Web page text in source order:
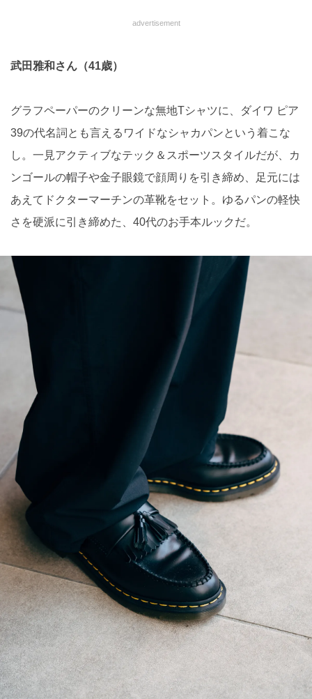
advertisement
武田雅和さん（41歳）
グラフペーパーのクリーンな無地Tシャツに、ダイワ ピア
39の代名詞とも言えるワイドなシャカパンという着こな
し。一見アクティブなテック＆スポーツスタイルだが、カ
ンゴールの帽子や金子眼鏡で顔周りを引き締め、足元には
あえてドクターマーチンの革靴をセット。ゆるパンの軽快
さを硬派に引き締めた、40代のお手本ルックだ。